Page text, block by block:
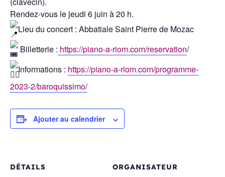
Rendez-vous le jeudi 6 juin à 20 h.
Lieu du concert : Abbatiale Saint Pierre de Mozac
Billetterie : https://piano-a-riom.com/reservation/
Informations : https://piano-a-riom.com/programme-
2023-2/baroquissimo/
Ajouter au calendrier
DÉTAILS ORGANISATEUR